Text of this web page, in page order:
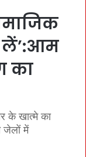
लें’:आम
का
के खात्मे का
जेलों में